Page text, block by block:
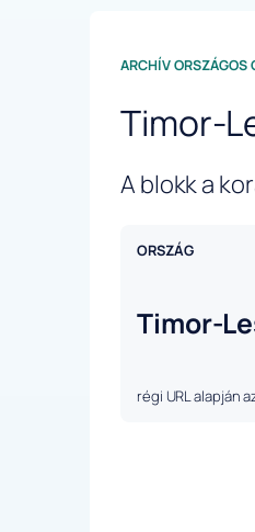
ARCHÍV ORSZÁGOS
Timor-
A blokk a
ORSZÁG
Timor-
régi URL alapján